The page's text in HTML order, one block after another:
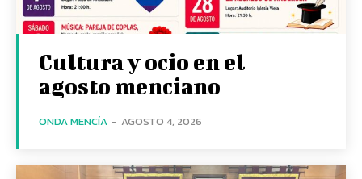
Cultura y ocio en el
agosto menciano
ONDA MENCÍA - AGOSTO 4, 2026